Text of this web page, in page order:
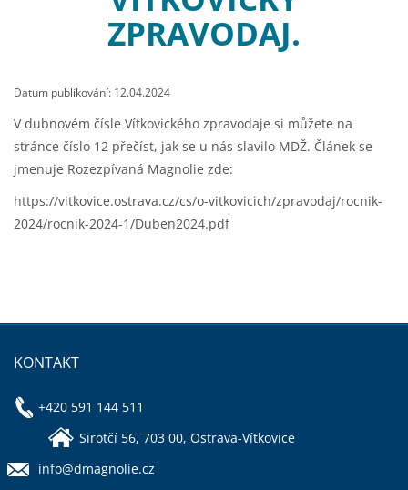
ZPRAVODAJ.
Datum publikování: 12.04.2024
V dubnovém čísle Vítkovického zpravodaje si můžete na
stránce číslo 12 přečíst, jak se u nás slavilo MDŽ. Článek se
jmenuje Rozezpívaná Magnolie zde:
https://vitkovice.ostrava.cz/cs/o-vitkovicich/zpravodaj/rocnik-
2024/rocnik-2024-1/Duben2024.pdf
KONTAKT
+420 591 144 511
Sirotčí 56, 703 00, Ostrava-Vítkovice
info@dmagnolie.cz